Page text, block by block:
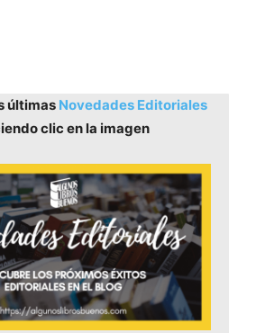
últimas Novedades Editoriales
clic en la imagen